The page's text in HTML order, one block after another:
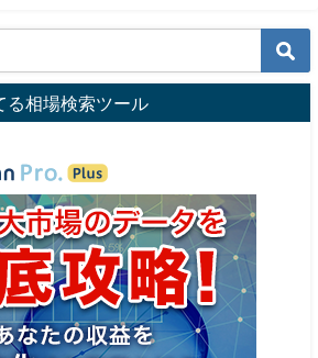
る相場検索ツール